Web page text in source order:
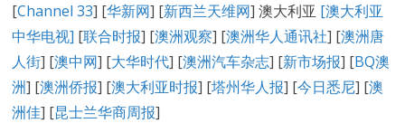
[Channel 33] [华新网] [新西兰天维网] 澳大利亚 [澳大利亚
中华电视] [联合时报] [澳洲观察] [澳洲华人通讯社] [澳洲唐
人街] [澳中网] [大华时代] [澳洲汽车杂志] [新市场报] [BQ澳
洲] [澳洲侨报] [澳大利亚时报] [塔州华人报] [今日悉尼] [澳
洲佳] [昆士兰华商周报]